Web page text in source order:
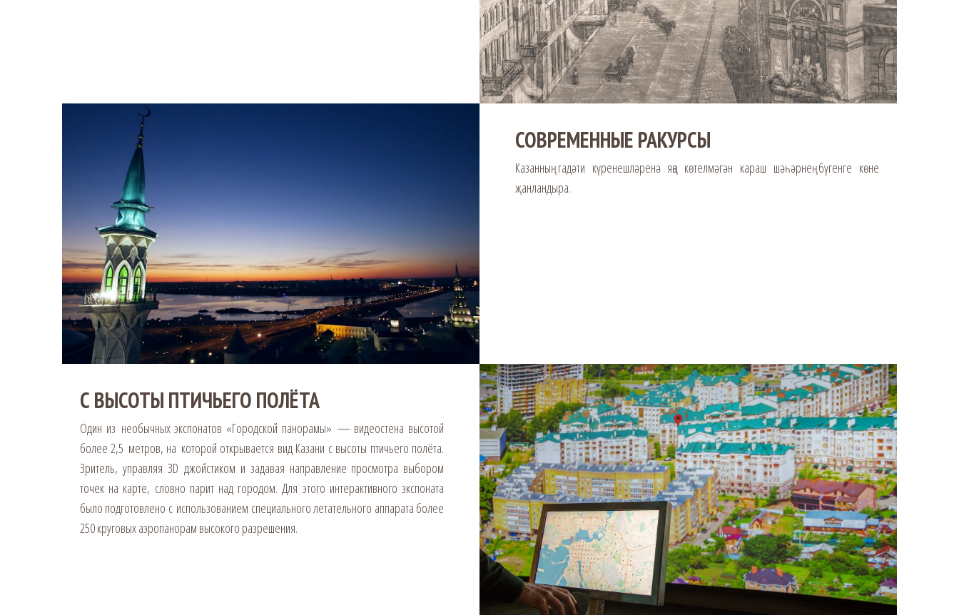
СОВРЕМЕННЫЕ РАКУРСЫ
Казанның гадәти күренешләренә яңа көтелмәгән караш шәһәрнең бүгенге көнең
җанландыра.
С ВЫСОТЫ ПТИЧЬЕГО ПОЛЁТА
Один из необычных экспонатов «Городской панорамы» — видеостена высотой
более 2,5 метров, на которой открывается вид Казани с высоты птичьего полёта.
Зритель, управляя 3D джойстиком и задавая направление просмотра выбором
точек на карте, словно парит над городом. Для этого интерактивного экспоната
было подготовлено с использованием специального летательного аппарата более
250 круговых аэропанорам высокого разрешения.